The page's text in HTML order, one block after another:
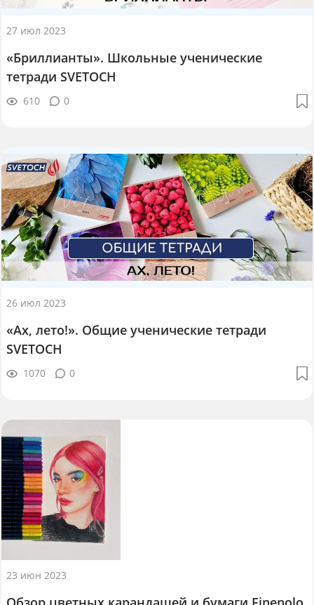
27 июл 2023
«Бриллианты». Школьные ученические
тетради SVETOCH
610 0
26 июл 2023
«Ах, лето!». Общие ученические тетради
SVETOCH
1070 0
23 июн 2023